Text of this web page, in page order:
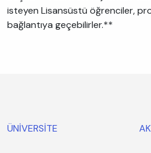
isteyen Lisansüstü öğrenciler,
bağlantıya geçebilirler.**
ÜNİVERSİTE